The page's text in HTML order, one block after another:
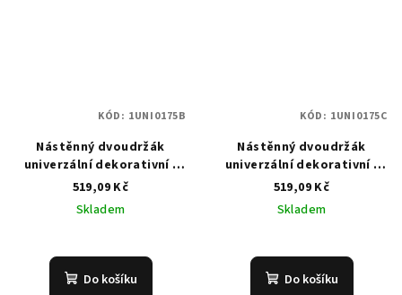
Nástěnný dvoudržák
univerzální dekorativní -
175 mm - bílý
519,09 Kč
Skladem
Do košíku
KÓD: 1UNI0175B
Nástěnný dvoudržák
univerzální dekorativní -
175 mm - černý
519,09 Kč
Skladem
Do košíku
KÓD: 1UNI0175C